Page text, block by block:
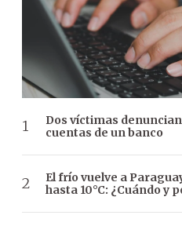
Dos víctimas
cuentas de un banco
El frío vuelve a
hasta 10°C: ¿Cuándo y